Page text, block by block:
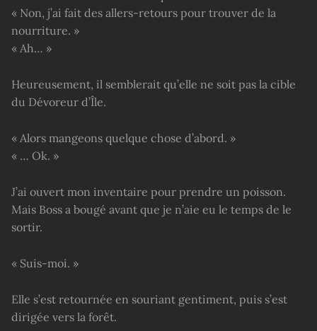
« Non, j’ai fait des allers-retours pour trouver de la
nourriture. »
« Ah… »
Heureusement, il semblerait qu’elle ne soit pas la cible
du Dévoreur d’Île.
« Alors mangeons quelque chose d’abord. »
« … Ok. »
J’ai ouvert mon inventaire pour prendre un poisson.
Mais Boss a bougé avant que je n’aie eu le temps de le
sortir.
« Suis-moi. »
Elle s’est retournée en souriant gentiment, puis s’est
dirigée vers la forêt.